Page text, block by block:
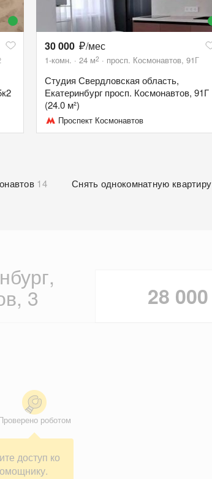
30 000 /мес
1-комн. 24 м2 просп. Космонавтов, 91Г
Студия Свердловская область,
Екатеринбург просп. Космонавтов, 91Г
(24.0 м²)
Проспект Космонавтов
14 Снять однокомнатную квартиру
3
роботом
доступ ко
28 000